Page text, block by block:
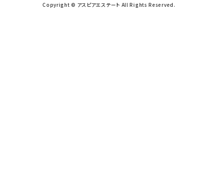
Copyright © アスピアエステート All Rights Reserved.